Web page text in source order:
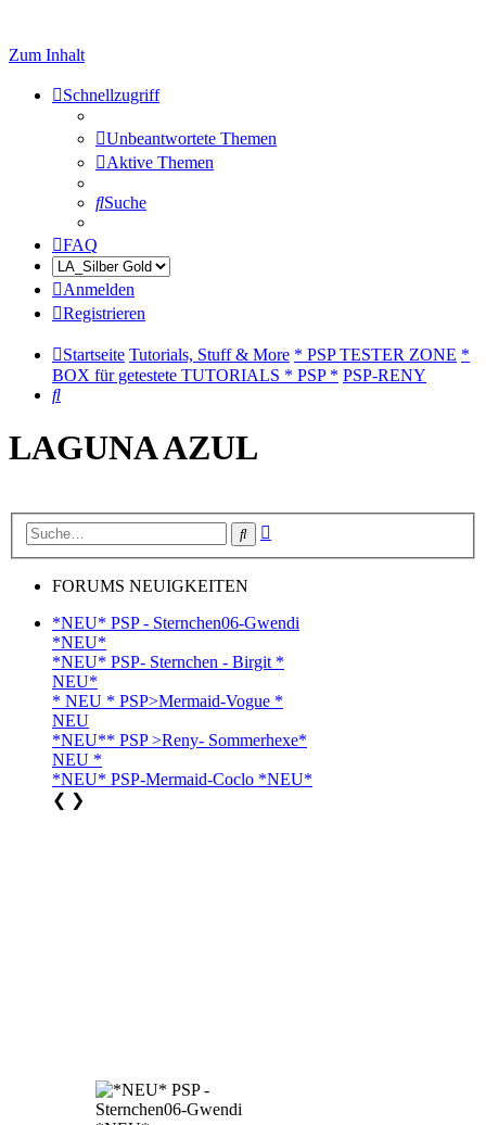
Zum Inhalt
Schnellzugriff
Unbeantwortete Themen
Aktive Themen
Suche
FAQ
Anmelden
Registrieren
Startseite Tutorials, Stuff & More * PSP TESTER ZONE *
BOX für getestete TUTORIALS * PSP * PSP-RENY
Suche
LAGUNA AZUL
Suche
FORUMS NEUIGKEITEN
*NEU* PSP - Sternchen06-Gwendi
*NEU*
*NEU* PSP- Sternchen - Birgit *
NEU*
* NEU * PSP>Mermaid-Vogue *
NEU
*NEU** PSP >Reny- Sommerhexe*
NEU *
*NEU* PSP-Mermaid-Coclo *NEU*
❮ ❯